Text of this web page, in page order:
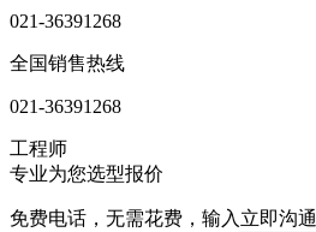
021-36391268
全国销售热线
021-36391268
工程师
专业为您选型报价
免费电话，无需花费，输入立即沟通